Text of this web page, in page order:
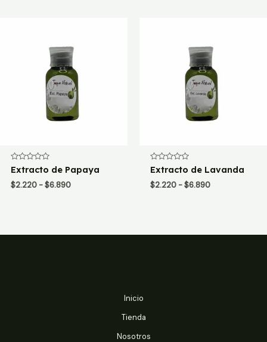
Valorado
con
0
de
Extracto de Papaya
$2.220 - $6.890Rango
hasta
Valorado
con
0
de
Extracto de Lavanda
$2.220 - $6.890Rango
hasta
Inicio
Tienda
Nosotros